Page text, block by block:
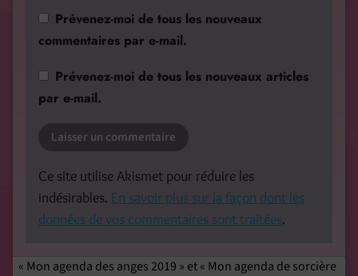
Prévenez-moi de tous les nouveaux
commentaires par e-mail.
Prévenez-moi de tous les nouveaux articles
par e-mail.
Ce site utilise Akismet pour réduire les
indésirables. En savoir plus sur la façon dont les
données de vos commentaires sont traitées.
« Mon agenda des anges 2019 » et « Mon agenda de sorcière